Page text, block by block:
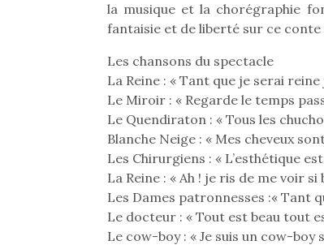
la musique et la chorégraphie
fantaisie et de liberté sur ce
Les chansons du spectacle
La Reine : « Tant que je serai
Le Miroir : « Regarde le temps
Le Quendiraton : « Tous les
Blanche Neige : « Mes cheveux
Les Chirurgiens : « L’esthétique
La Reine : « Ah ! je ris de me voir si
Les Dames patronnesses :« Tant
Le docteur : « Tout est beau tout
Le cow-boy : « Je suis un cow-boy